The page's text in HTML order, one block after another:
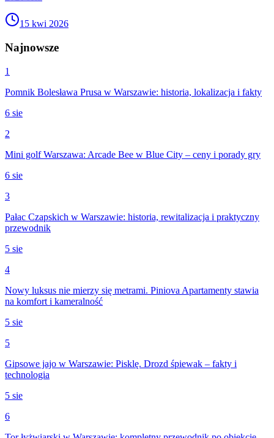
15 kwi 2026
Najnowsze
1
Pomnik Bolesława Prusa w Warszawie: historia, lokalizacja i fakty
6 sie
2
Mini golf Warszawa: Arcade Bee w Blue City – ceny i porady gry
6 sie
3
Pałac Czapskich w Warszawie: historia, rewitalizacja i praktyczny
przewodnik
5 sie
4
Nowy luksus nie mierzy się metrami. Piniova Apartamenty stawia
na komfort i kameralność
5 sie
5
Gipsowe jajo w Warszawie: Pisklę. Drozd śpiewak – fakty i
technologia
5 sie
6